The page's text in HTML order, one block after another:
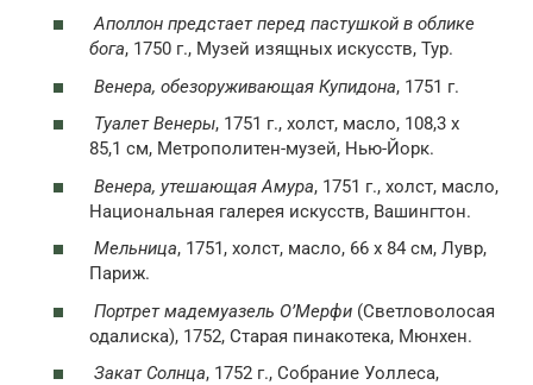
Аполлон предстает перед пастушкой в облике
бога, 1750 г., Музей изящных искусств, Тур.
Венера, обезоруживающая Купидона, 1751 г.
Туалет Венеры, 1751 г., холст, масло, 108,3 x
85,1 см, Метрополитен-музей, Нью-Йорк.
Венера, утешающая Амура, 1751 г., холст, масло,
Национальная галерея искусств, Вашингтон.
Мельница, 1751, холст, масло, 66 x 84 см, Лувр,
Париж.
Портрет мадемуазель О’Мерфи (Светловолосая
одалиска), 1752, Старая пинакотека, Мюнхен.
Закат Солнца, 1752 г., Собрание Уоллеса,